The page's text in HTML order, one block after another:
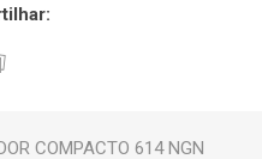
COMPACTO 614 NGN